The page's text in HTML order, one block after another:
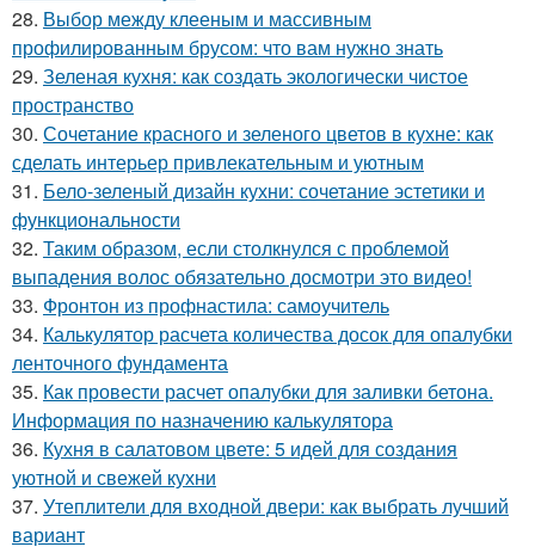
28. Выбор между клееным и массивным
профилированным брусом: что вам нужно знать
29. Зеленая кухня: как создать экологически чистое
пространство
30. Сочетание красного и зеленого цветов в кухне: как
сделать интерьер привлекательным и уютным
31. Бело-зеленый дизайн кухни: сочетание эстетики и
функциональности
32. Таким образом, если столкнулся с проблемой
выпадения волос обязательно досмотри это видео!
33. Фронтон из профнастила: самоучитель
34. Калькулятор расчета количества досок для опалубки
ленточного фундамента
35. Как провести расчет опалубки для заливки бетона.
Информация по назначению калькулятора
36. Кухня в салатовом цвете: 5 идей для создания
уютной и свежей кухни
37. Утеплители для входной двери: как выбрать лучший
вариант